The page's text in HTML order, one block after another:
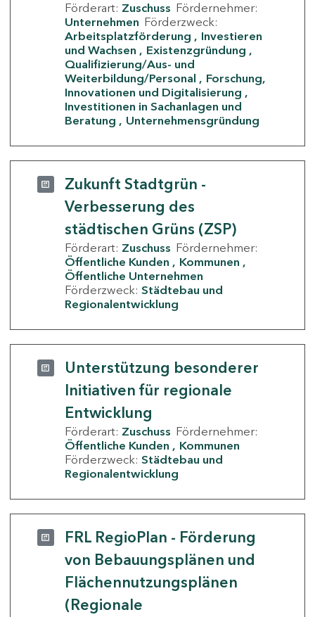
Förderart: Zuschuss Fördernehmer:
Unternehmen Förderzweck:
Arbeitsplatzförderung
Investieren
und Wachsen
Existenzgründung
Qualifizierung/Aus- und
Weiterbildung/Personal
Forschung,
Innovationen und Digitalisierung
Investitionen in Sachanlagen und
Beratung
Unternehmensgründung
Zukunft Stadtgrün -
Verbesserung des
städtischen Grüns (ZSP)
Förderart: Zuschuss Fördernehmer:
Öffentliche Kunden
Kommunen
Öffentliche Unternehmen
Förderzweck: Städtebau und
Regionalentwicklung
Unterstützung besonderer
Initiativen für regionale
Entwicklung
Förderart: Zuschuss Fördernehmer:
Öffentliche Kunden
Kommunen
Förderzweck: Städtebau und
Regionalentwicklung
FRL RegioPlan - Förderung
von Bebauungsplänen und
Flächennutzungsplänen
(Regionale